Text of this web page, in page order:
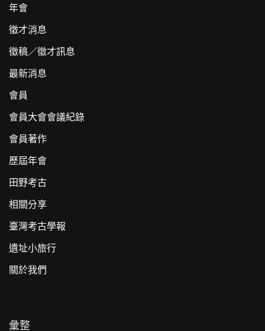
年會
徵才消息
徵稿／徵才訊息
最新消息
會員
會員大會會議紀錄
會員著作
歷屆年會
田野考古
相關分享
臺灣考古學報
遺址小旅行
關於我們
彙整